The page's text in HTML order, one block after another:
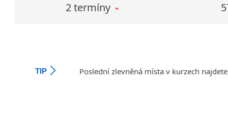
2 termíny
TIP Poslední zlevněná místa v kurzech